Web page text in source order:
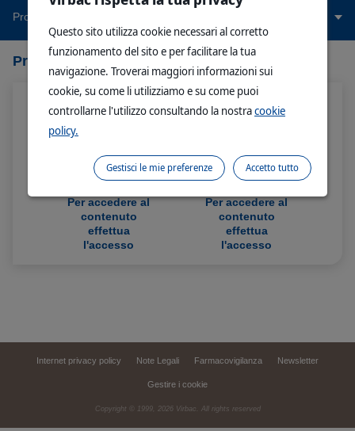
Prodotti Correlati
Prodotti Correlati
Per accedere al
contenuto
effettua
l'accesso
Per accedere al
contenuto
effettua
l'accesso
Internet privacy policy Note Legali Farmacovigilanza Newsletter
Gestire i cookie
Copyright © 1999, 2026 Virbac. All rights reserved
Questo sito utilizza cookie necessari al corretto
funzionamento del sito e per facilitare la tua
navigazione. Troverai maggiori informazioni sui
cookie, su come li utilizziamo e su come puoi
controllarne l'utilizzo consultando la nostracookie
policy.
Accetto tutto
Gestisci le mie preferenze